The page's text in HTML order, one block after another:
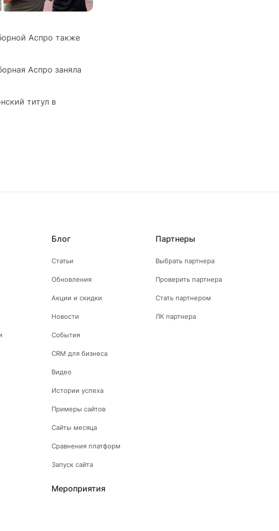
Аспро также
Аспро заняла
титул в
Блог
Статьи
Обновления
Акции и скидки
Новости
События
CRM для бизнеса
Видео
Истории успеха
Примеры сайтов
Сайты месяца
Сравнения платформ
Запуск сайта
Мероприятия
Партнеры
Выбрать партнера
Проверить партнера
Стать партнером
ЛК партнера